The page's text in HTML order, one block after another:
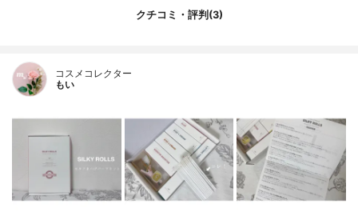
クチコミ・評判(3)
コスメコレクター
もい